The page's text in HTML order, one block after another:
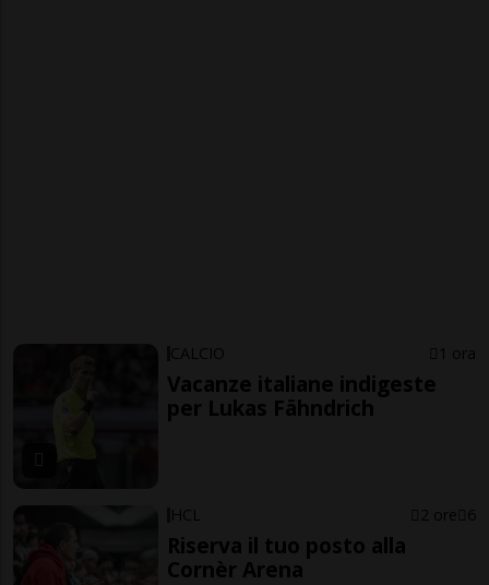
CALCIO 1 ora
Vacanze italiane indigeste
per Lukas Fähndrich
HCL 2 ore 6
Riserva il tuo posto alla
Cornèr Arena